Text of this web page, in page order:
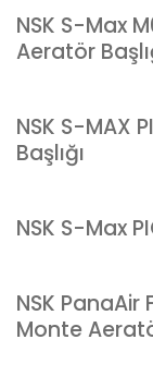
NSK S-Max
Aeratör
NSK S-MAX
Başlığı
NSK S-Max
NSK PanaAir
Monte